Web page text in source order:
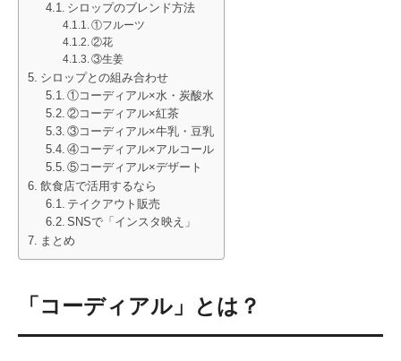
シロップのブレンド方法
①フルーツ
②花
③生姜
シロップとの組み合わせ
①コーディアル×水・炭酸水
②コーディアル×紅茶
③コーディアル×牛乳・豆乳
④コーディアル×アルコール
⑤コーディアル×デザート
飲食店で活用するなら
テイクアウト販売
SNSで「インスタ映え」
まとめ
「コーディアル」とは？